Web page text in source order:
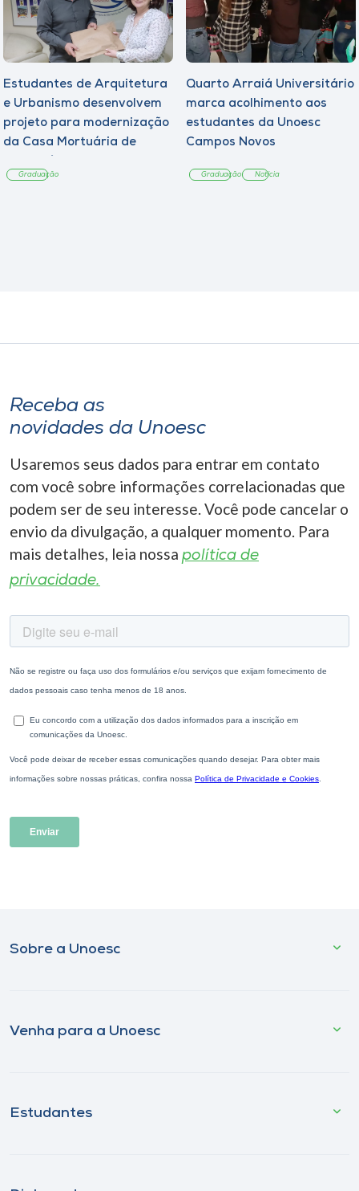
Estudantes de Arquitetura
e Urbanismo desenvolvem
projeto para modernização
da Casa Mortuária de
Graduação
Quarto Arraiá Universitário
marca acolhimento aos
estudantes da Unoesc
Campos Novos
Graduação Notícia
Receba as
novidades da Unoesc
Usaremos seus dados para entrar em contato
com você sobre informações correlacionadas que
podem ser de seu interesse. Você pode cancelar o
envio da divulgação, a qualquer momento. Para
mais detalhes, leia nossa política de
privacidade.
Sobre a Unoesc
Venha para a Unoesc
Estudantes